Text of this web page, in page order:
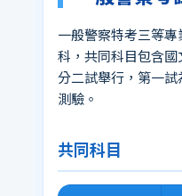
一般警察特考三等專
科，共同科目包含
分二試舉行，第一
測驗。
共同科目